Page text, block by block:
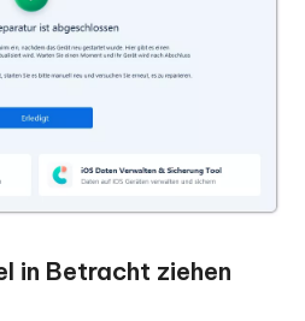
in Betracht ziehen